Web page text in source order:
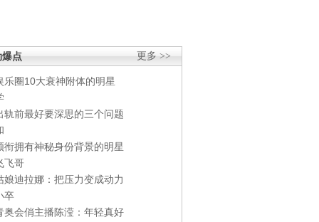
更多 >>
爆点
乐圈10大衰神附体的明星
轨前最好要深思的三个问题
衔拥有神秘身份背景的明星
飞哥
娘迪拉娜：把压力变成动力
卒
奥会俏主播陈滢：年轻真好